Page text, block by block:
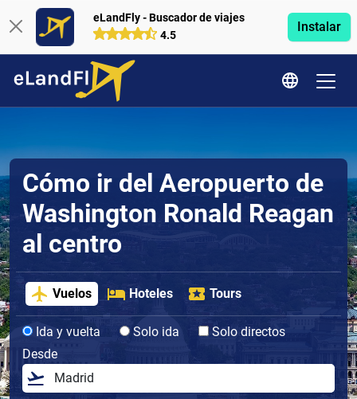
eLandFly - Buscador de viajes
4.5
Instalar
Cómo ir del Aeropuerto de
Washington Ronald Reagan
al centro
Vuelos Hoteles Tours
Ida y vuelta Solo ida
Solo directos
Desde